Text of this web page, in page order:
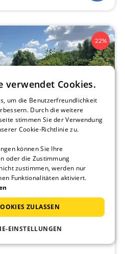
22%
fewo1846 -...
(+1)
675) / Studio-Apartment
verwendet Cookies.
um die Benutzerfreundlichkeit
Durch die weitere
stimmen Sie der Verwendung
Cookie-Richtlinie zu.
können Sie Ihre
oder die Zustimmung
zustimmen, werden nur
Funktionalitäten aktiviert.
ZULASSEN
EINSTELLUNGEN